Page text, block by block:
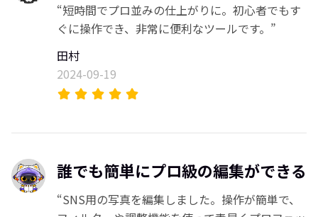
“短時間でプロ並みの仕上がりに。初心者でもす
ぐに操作でき、非常に便利なツールです。”
田村
2024-09-19
誰でも簡単にプロ級の編集ができる
“SNS用の写真を編集しました。操作が簡単で、